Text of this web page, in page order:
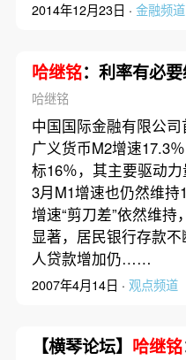
2014年12月23日 · 金融频道
哈继铭：利率有必
哈继铭
中国国际金融有限公
广义货币M2增速17.3
标16％，其主要驱动力
3月M1增速也仍然维
增速“剪刀差”依然维持
显著，居民银行存款
人贷款增加仍……
2007年4月14日 · 观点频道
【横琴论坛】 哈继铭